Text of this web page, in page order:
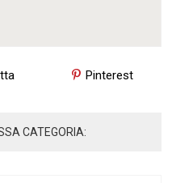
Pinterest
CATEGORIA: